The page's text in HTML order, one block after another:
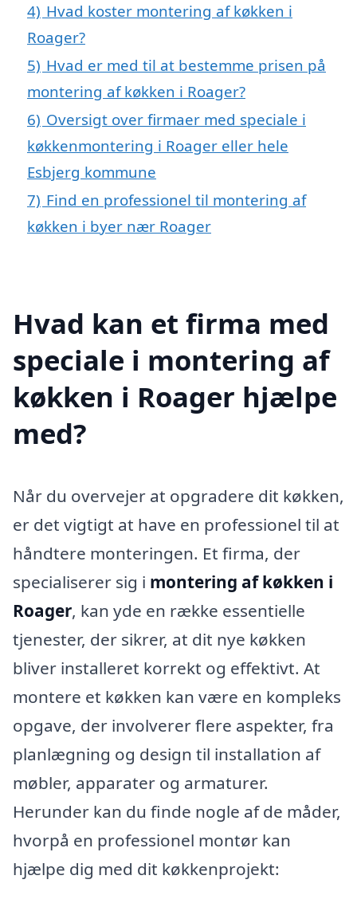
4) Hvad koster montering af køkken i
Roager?
5) Hvad er med til at bestemme prisen på
montering af køkken i Roager?
6) Oversigt over firmaer med speciale i
køkkenmontering i Roager eller hele
Esbjerg kommune
7) Find en professionel til montering af
køkken i byer nær Roager
Hvad kan et firma med
speciale i montering af
køkken i Roager hjælpe
med?
Når du overvejer at opgradere dit køkken,
er det vigtigt at have en professionel til at
håndtere monteringen. Et firma, der
specialiserer sig i montering af køkken i
Roager, kan yde en række essentielle
tjenester, der sikrer, at dit nye køkken
bliver installeret korrekt og effektivt. At
montere et køkken kan være en kompleks
opgave, der involverer flere aspekter, fra
planlægning og design til installation af
møbler, apparater og armaturer.
Herunder kan du finde nogle af de måder,
hvorpå en professionel montør kan
hjælpe dig med dit køkkenprojekt: